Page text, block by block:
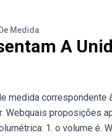
Medida
A
medida
Webquais proposições
1. o volume é.